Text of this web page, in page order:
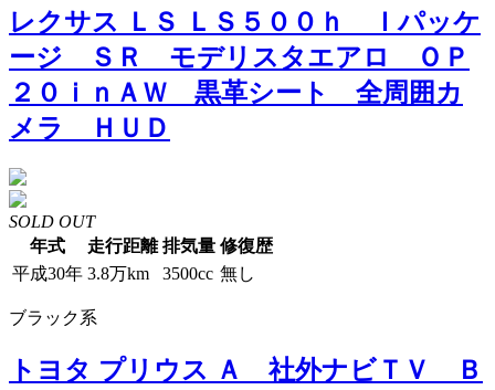
レクサス ＬＳ ＬＳ５００ｈ Ｉパッケ
ージ ＳＲ モデリスタエアロ ＯＰ
２０ｉｎＡＷ 黒革シート 全周囲カ
メラ ＨＵＤ
SOLD OUT
年式
走行距離 排気量 修復歴
平成30年 3.8万km 3500cc 無し
ブラック系
トヨタ プリウス Ａ 社外ナビＴＶ Ｂ